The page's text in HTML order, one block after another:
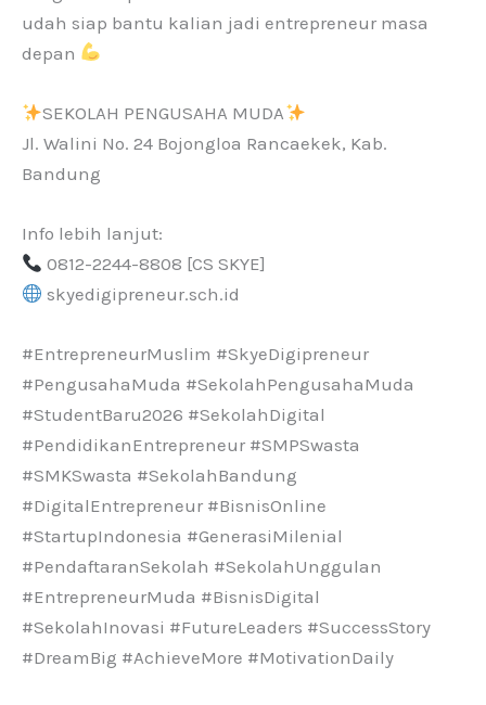
udah siap bantu kalian jadi entrepreneur masa
depan
SEKOLAH PENGUSAHA MUDA
Jl. Walini No. 24 Bojongloa Rancaekek, Kab.
Bandung
Info lebih lanjut:
0812-2244-8808 [CS SKYE]
skyedigipreneur.sch.id
#EntrepreneurMuslim #SkyeDigipreneur
#PengusahaMuda #SekolahPengusahaMuda
#StudentBaru2026 #SekolahDigital
#PendidikanEntrepreneur #SMPSwasta
#SMKSwasta #SekolahBandung
#DigitalEntrepreneur #BisnisOnline
#StartupIndonesia #GenerasiMilenial
#PendaftaranSekolah #SekolahUnggulan
#EntrepreneurMuda #BisnisDigital
#SekolahInovasi #FutureLeaders #SuccessStory
#DreamBig #AchieveMore #MotivationDaily